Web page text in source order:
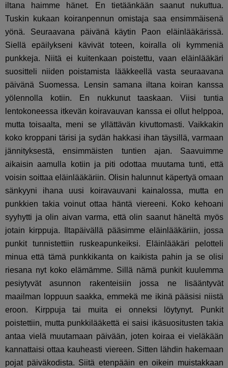
iltana haimme hänet. En tietäänkään saanut nukuttua.
Tuskin kukaan koiranpennun omistaja saa ensimmäisenä
yönä. Seuraavana päivänä käytin Paon eläinlääkärissä.
Siellä epäilykseni kävivät toteen, koiralla oli kymmeniä
punkkeja. Niitä ei kuitenkaan poistettu, vaan eläinlääkäri
suositteli niiden poistamista lääkkeellä vasta seuraavana
päivänä Suomessa. Lensin samana iltana koiran kanssa
yölennolla kotiin. En nukkunut taaskaan. Viisi tuntia
lentokoneessa itkevän koiravauvan kanssa ei ollut helppoa,
mutta toisaalta, meni se yllättävän kivuttomasti. Vaikkakin
koko kroppani tärisi ja sydän hakkasi ihan täysillä, varmaan
jännityksestä, ensimmäisten tuntien ajan. Saavuimme
aikaisin aamulla kotiin ja piti odottaa muutama tunti, että
voisin soittaa eläinlääkäriin. Olisin halunnut käpertyä omaan
sänkyyni ihana uusi koiravauvani kainalossa, mutta en
punkkien takia voinut ottaa häntä viereeni. Koko kehoani
syyhytti ja olin aivan varma, että olin saanut häneltä myös
jotain kirppuja. Iltapäivällä pääsimme eläinlääkäriin, jossa
punkit tunnistettiin ruskeapunkeiksi. Eläinlääkäri pelotteli
minua että tämä punkkikanta on kaikista pahin ja se olisi
riesana nyt koko elämämme. Sillä nämä punkit kuulemma
pesiytyvät asunnon rakenteisiin jossa ne lisääntyvät
maailman loppuun saakka, emmekä me ikinä pääsisi niistä
eroon. Kirppuja tai muita ei onneksi löytynyt. Punkit
poistettiin, mutta punkkilääkettä ei saisi ikäsuositusten takia
antaa vielä muutamaan päivään, joten koiraa ei vieläkään
kannattaisi ottaa kauheasti viereen. Sitten lähdin hakemaan
pojat päiväkodista. Siitä etenpääin en oikein muistakkaan